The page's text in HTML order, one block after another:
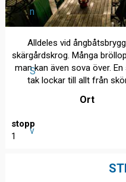
n
S
v
Alldeles vid
skärgårdskrog. Många
man kan även sova över.
tak lockar till allt från
Ort
stopp
1